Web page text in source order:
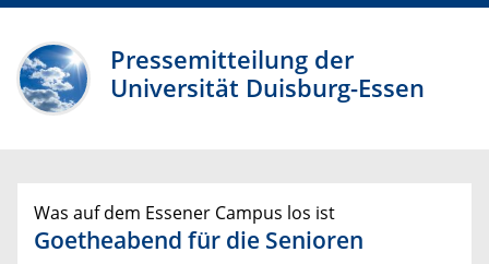
Pressemitteilung der
Universität Duisburg-Essen
Was auf dem Essener Campus los ist
Goetheabend für die Senioren